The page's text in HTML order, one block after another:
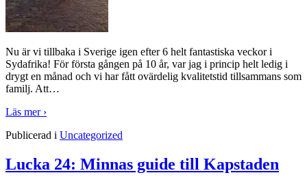
Nu är vi tillbaka i Sverige igen efter 6 helt fantastiska veckor i
Sydafrika! För första gången på 10 år, var jag i princip helt ledig i
drygt en månad och vi har fått ovärdelig kvalitetstid tillsammans som
familj. Att…
Läs mer ›
Publicerad i Uncategorized
Lucka 24: Minnas guide till Kapstaden